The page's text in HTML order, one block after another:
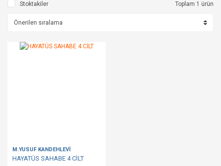
Stoktakiler Toplam 1 ürün
M.YUSUF KANDEHLEVİ
HAYATÜS SAHABE 4 CİLT